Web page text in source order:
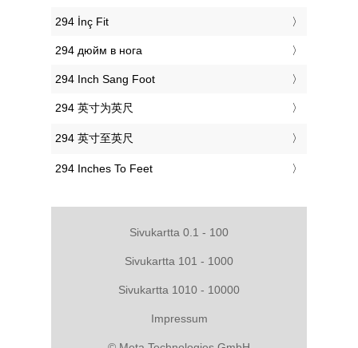
‎294 İnç Fit
‎294 дюйм в нога
‎294 Inch Sang Foot
‎294 英寸为英尺
‎294 英寸至英尺
‎294 Inches To Feet
Sivukartta 0.1 - 100
Sivukartta 101 - 1000
Sivukartta 1010 - 10000
Impressum